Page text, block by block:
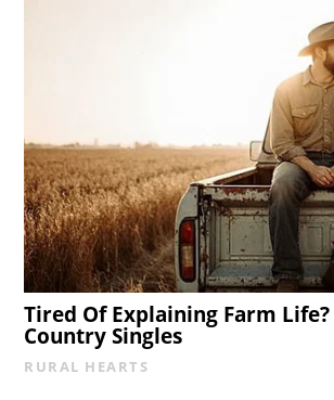
Tired Of Explaining Farm
Country Singles
RURAL HEARTS